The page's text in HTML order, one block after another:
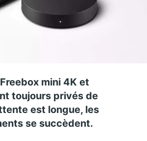
mini 4K et
toujours privés de
est longue, les
se succèdent.